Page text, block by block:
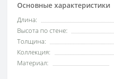
Основные характеристики
Длина:
Высота по стене:
Толщина:
Коллекция:
Материал: